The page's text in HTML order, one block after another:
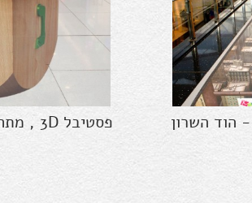
פסטיבל 3D , מתחם שרונים - הוד השרון